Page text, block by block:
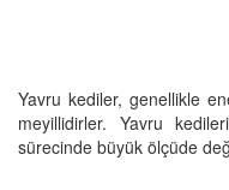
Yavru kediler, genellikle
meyillidirler. Yavru
sürecinde büyük ölçüde